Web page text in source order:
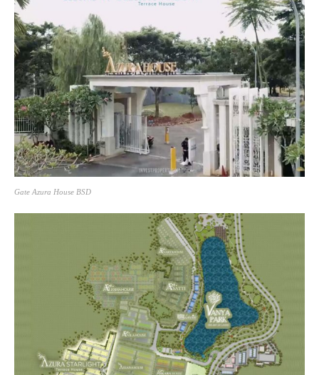
Gate Azura House BSD